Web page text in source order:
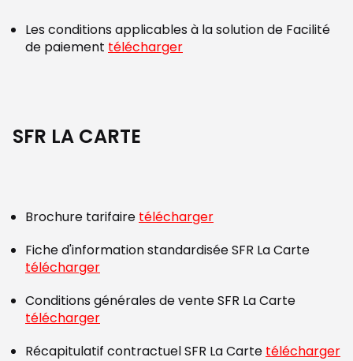
Les conditions applicables à la solution de Facilité
de paiement télécharger
SFR LA CARTE
Brochure tarifaire télécharger
Fiche d'information standardisée SFR La Carte
télécharger
Conditions générales de vente SFR La Carte
télécharger
Récapitulatif contractuel SFR La Carte télécharger